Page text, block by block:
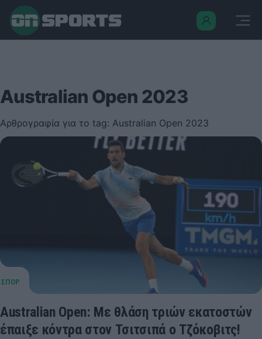
Australian Open 2023
Αρθρογραφία για το tag: Australian Open 2023
Australian Open: Με θλάση τριών εκατοστών
έπαιξε κόντρα στον Τσιτσιπά ο Τζόκοβιτς!